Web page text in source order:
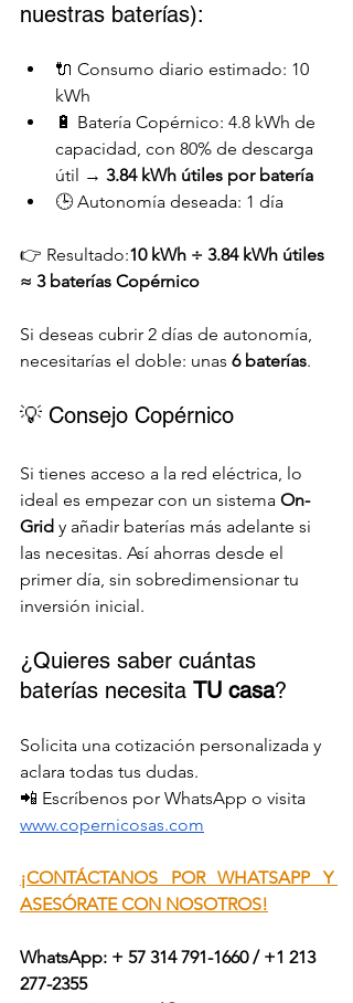
nuestras baterías):
🔌 Consumo diario estimado: 10
kWh
🔋 Batería Copérnico: 4.8 kWh de
capacidad, con 80% de descarga
útil → 3.84 kWh útiles por batería
🕒 Autonomía deseada: 1 día
👉 Resultado:10 kWh ÷ 3.84 kWh útiles
≈ 3 baterías Copérnico
Si deseas cubrir 2 días de autonomía,
necesitarías el doble: unas 6 baterías.
💡 Consejo Copérnico
Si tienes acceso a la red eléctrica, lo
ideal es empezar con un sistema On-
Grid y añadir baterías más adelante si
las necesitas. Así ahorras desde el
primer día, sin sobredimensionar tu
inversión inicial.
¿Quieres saber cuántas
baterías necesita TU casa?
Solicita una cotización personalizada y
aclara todas tus dudas.
📲 Escríbenos por WhatsApp o visita
www.copernicosas.com
¡CONTÁCTANOS POR WHATSAPP Y
ASESÓRATE CON NOSOTROS!
WhatsApp: + 57 314 791-1660 / +1 213
277-2355